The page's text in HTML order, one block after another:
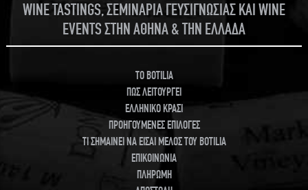
WINE TASTINGS, ΣΕΜΙΝΑΡΙΑ ΓΕΥΣΙΓΝΩΣΙΑΣ ΚΑΙ WINE
EVENTS ΣΤΗΝ ΑΘΗΝΑ & ΤΗΝ ΕΛΛΑΔΑ
TO BOTILIA
ΠΩΣ ΛΕΙΤΟΥΡΓΕΙ
ΕΛΛΗΝΙΚΟ ΚΡΑΣΙ
ΠΡΟΗΓΟΥΜΕΝΕΣ ΕΠΙΛΟΓΕΣ
ΤΙ ΣΗΜΑΙΝΕΙ ΝΑ ΕΙΣΑΙ ΜΕΛΟΣ ΤΟΥ BOTILIA
ΕΠΙΚΟΙΝΩΝΙΑ
ΠΛΗΡΩΜΗ